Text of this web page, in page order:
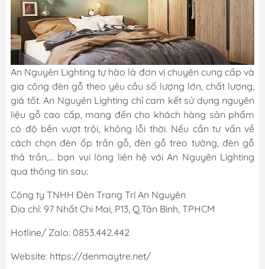
An Nguyên Lighting tự hào là đơn vị chuyên cung cấp và
gia công đèn gỗ theo yêu cầu số lượng lớn, chất lượng,
giá tốt. An Nguyên Lighting chỉ cam kết sử dụng nguyên
liệu gỗ cao cấp, mang đến cho khách hàng sản phẩm
có độ bền vượt trội, không lỗi thời. Nếu cần tư vấn về
cách chọn đèn ốp trần gỗ, đèn gỗ treo tường, đèn gỗ
thả trần,... bạn vui lòng liên hệ với An Nguyên Lighting
qua thông tin sau:
Công ty TNHH Đèn Trang Trí An Nguyên
Địa chỉ: 97 Nhất Chi Mai, P13, Q.Tân Bình, TPHCM
Hotline/ Zalo: 0853.442.442
Website: https://denmaytre.net/